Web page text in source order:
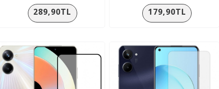
289,90TL 179,90TL